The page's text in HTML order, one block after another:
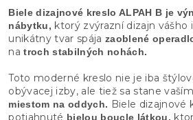
Biele dizajnové kreslo ALPAH B je
nábytku, ktorý zvýrazní dizajn vášho
unikátny tvar spája zaoblené
natroch stabilných nohách.
Toto moderné kreslo nie je iba
obývacej izby, ale tiež sa stane
miestom na oddych. Biele dizajnové
potiahnuté bielou boucle látkou,